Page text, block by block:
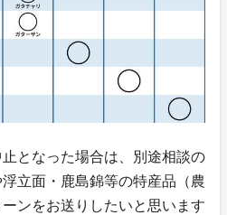
となった場合は、別途相談の
浮立面・鹿島錦等の特産品（農
ンをお送りしたいと思います